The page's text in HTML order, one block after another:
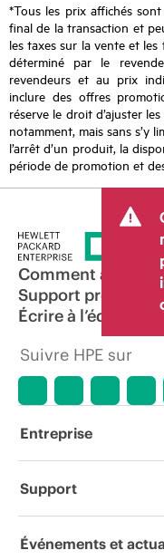
*Tous les prix affichés
final de la transaction et
les taxes sur la vente et
déterminé par le
revendeurs et au prix
inclure des offres
réserve le droit d’ajuster
notamment, mais sans s’y
l’arrêt d’un produit, la
période de promotion et
Comment acheter
Support produit
Écrire à l’équipe
Suivre HPE sur
Entreprise
À propos de HPE
Support
Services d’assistance
Événements et